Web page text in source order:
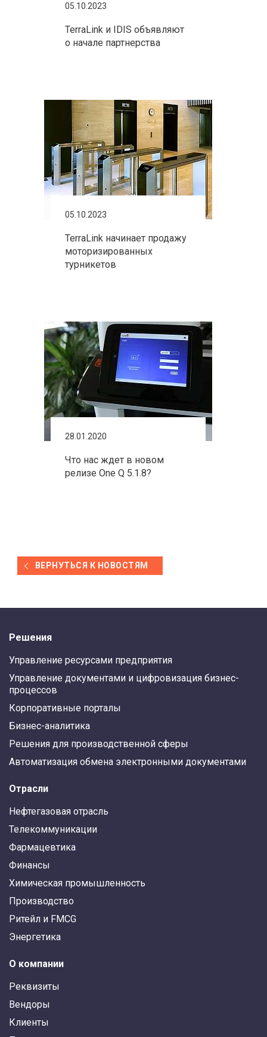
05.10.2023
TerraLink и IDIS объявляют
о начале партнерства
05.10.2023
TerraLink начинает продажу
моторизированных
турникетов
28.01.2020
Что нас ждет в новом
релизе One Q 5.1.8?
ВЕРНУТЬСЯ К НОВОСТЯМ
Решения
Управление ресурсами предприятия
Управление документами и цифровизация бизнес-
процессов
Корпоративные порталы
Бизнес-аналитика
Решения для производственной сферы
Автоматизация обмена электронными документами
Отрасли
Нефтегазовая отрасль
Телекоммуникации
Фармацевтика
Финансы
Химическая промышленность
Производство
Ритейл и FMCG
Энергетика
О компании
Реквизиты
Вендоры
Клиенты